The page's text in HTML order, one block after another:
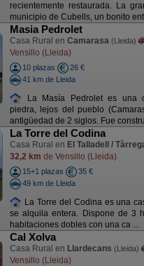
recientemente restaurada. La
municipio de Cubells, un bonito
Masia Pedrolet
Casa Rural en Camarasa (Lleida)
Vensillo (Lleida)
10 plazas
26 €
41 km de Lleida
La Masía Pedrolet es una
piedra, lejos del pueblo
antigüedad de 2 siglos. Fue
La Torre del Codina
Casa Rural en El Talladell /
32,2 km de Vensillo (Lleida)
15+1 plazas
35 €
49 km de Lleida
La Torre del Codina es una
se alquila entera. Dispone de 3
habitaciones dobles con una ca ...
Cal Xolva
Casa Rural en Llardecans (Lleida)
Vensillo (Lleida)